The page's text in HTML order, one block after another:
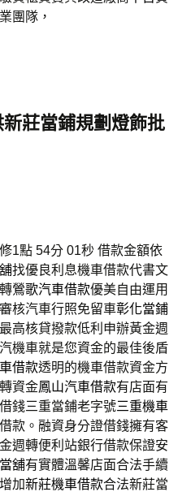
團隊，
莊當鋪規劃燈飾批
1點 54分 01秒 借款金額依
找優良利息機車借款代書文
鶯歌汽車借款優美自由運用
核汽車行照免留車彰化當鋪
高核貸撥款低利申辦黃金週
機車就是您資金的最佳後盾
借款透明的機車借款資金方
資金鳳山汽車借款有店面有
錢三重當鋪老字號三重機車
款。融資身分證借錢擁有客
週轉便利站銀行借款保證安
舖有實體溫馨店面合法手續
加新莊機車借款合法新莊當